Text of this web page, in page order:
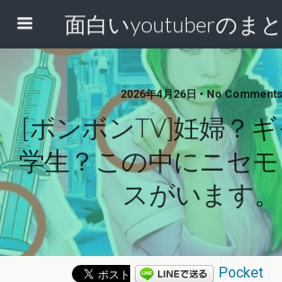
2026年4月26日 • No Comments
[ボンボンTV]妊婦？
学生？この中にニセ
スがいます。
Pocket